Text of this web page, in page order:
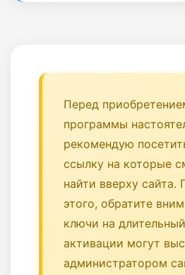
Перед
программы
рекомендую
ссылку на которые
найти вверху
этого, обратите
ключи на
активации могут
администратором